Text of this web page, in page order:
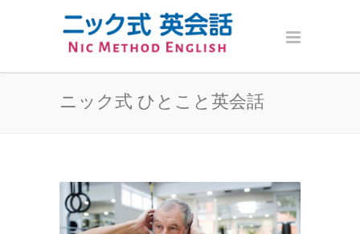
ニック式 ひとこと英会話